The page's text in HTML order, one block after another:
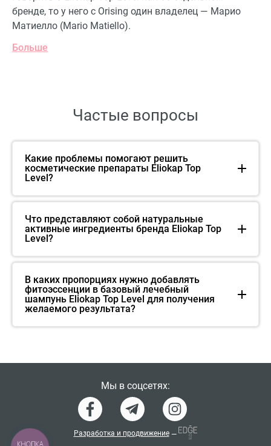
бренде, то у него с Orising один владелец — Марио
Матиелло (Mario Matiello).
Больше
Частые вопросы
Какие проблемы помогают решить
косметические препараты Eliokap Top
Level?
Что представляют собой натуральные
активные ингредиенты бренда Eliokap Top
Level?
В каких пропорциях нужно добавлять
фитоэссенции в базовый лечебный
шампунь Eliokap Top Level для получения
желаемого результата?
Мы в соцсетях:
Разработка и продвижение —
КНОПКА